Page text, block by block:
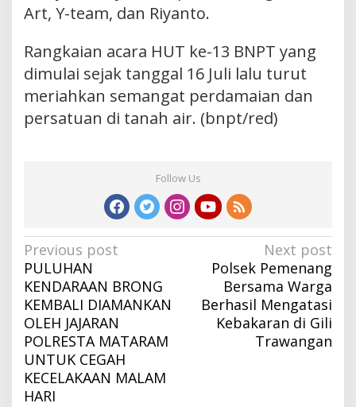
Art, Y-team, dan Riyanto.
Rangkaian acara HUT ke-13 BNPT yang
dimulai sejak tanggal 16 Juli lalu turut
meriahkan semangat perdamaian dan
persatuan di tanah air. (bnpt/red)
Follow Us
Post
navigation
Previous post
PULUHAN
KENDARAAN BRONG
KEMBALI DIAMANKAN
OLEH JAJARAN
POLRESTA MATARAM
UNTUK CEGAH
KECELAKAAN MALAM
HARI
Next post
Polsek Pemenang
Bersama Warga
Berhasil Mengatasi
Kebakaran di Gili
Trawangan